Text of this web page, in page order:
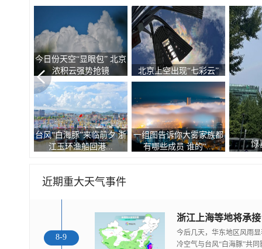
今日份天空“显眼包” 北京
浓积云强势抢镜
北京上空出现“七彩云”
台风“白海豚”来临前夕 浙
江玉环渔船回港...
一组图告诉你大雾家族都
有哪些成员 谁的“...
惊
近期重大天气事件
8-9
浙江上海等地将承
今后几天，华东地区风雨
冷空气与台风“白海豚”共